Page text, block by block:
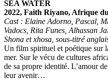
SEA WATER
2022, Faith Riyano, Afrique
Cast : Elaine Adorno, Pascal,
Vadocs, Rita Funes, Alhassan
Shona et xhosa, sous-titré
Un film spirituel et poétique sur
mer. Sur le vécu de cultures
de sa propre identité. L’amour
leur avenir…